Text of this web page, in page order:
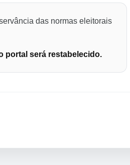
das normas eleitorais
portal será restabelecido.